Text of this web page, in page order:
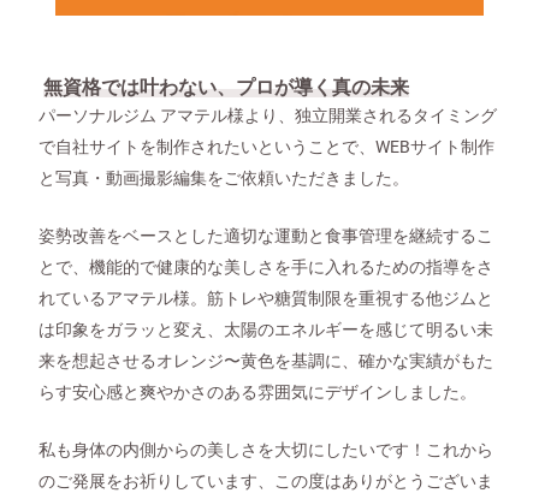
無資格では叶わない、プロが導く真の未来
パーソナルジム アマテル様より、独立開業されるタイミング
で自社サイトを制作されたいということで、WEBサイト制作
と写真・動画撮影編集をご依頼いただきました。
姿勢改善をベースとした適切な運動と食事管理を継続するこ
とで、機能的で健康的な美しさを手に入れるための指導をさ
れているアマテル様。筋トレや糖質制限を重視する他ジムと
は印象をガラッと変え、太陽のエネルギーを感じて明るい未
来を想起させるオレンジ〜黄色を基調に、確かな実績がもた
らす安心感と爽やかさのある雰囲気にデザインしました。
私も身体の内側からの美しさを大切にしたいです！これから
のご発展をお祈りしています、この度はありがとうございま